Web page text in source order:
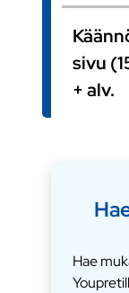
sivu
+ alv.
Hae